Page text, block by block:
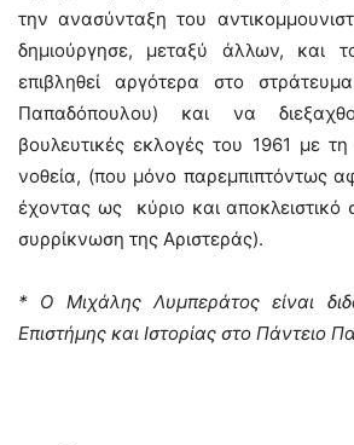
την ανασύνταξη του
δημιούργησε, μεταξύ άλλων, και
επιβληθεί αργότερα στο
Παπαδόπουλου) και να
βουλευτικές εκλογές του 1961 με
νοθεία, (που μόνο παρεμπιπτόντως
έχοντας ως κύριο και αποκλειστικό
συρρίκνωση της Αριστεράς).
* Ο Μιχάλης Λυμπεράτος είναι
Επιστήμης και Ιστορίας στο Πάντειο